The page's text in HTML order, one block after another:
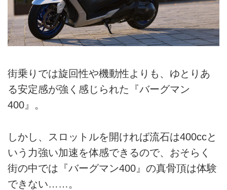
街乗りでは旋回性や機動性よりも、ゆとりあ
る安定感が強く感じられた『バーグマン
400』。
しかし、スロットルを開ければ流石は400ccと
いう力強い加速を体感できるので、おそらく
街の中では『バーグマン400』の真骨頂は体験
できない……。